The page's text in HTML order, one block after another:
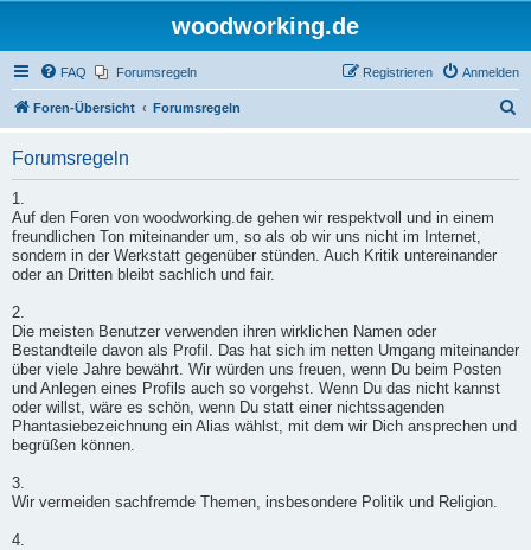
woodworking.de
FAQ Forumsregeln Anmelden
Registrieren
Foren-Übersicht Forumsregeln
Forumsregeln
1.
Auf den Foren von woodworking.de gehen wir respektvoll und in einem
freundlichen Ton miteinander um, so als ob wir uns nicht im Internet,
sondern in der Werkstatt gegenüber stünden. Auch Kritik untereinander
oder an Dritten bleibt sachlich und fair.
2.
Die meisten Benutzer verwenden ihren wirklichen Namen oder
Bestandteile davon als Profil. Das hat sich im netten Umgang miteinander
über viele Jahre bewährt. Wir würden uns freuen, wenn Du beim Posten
und Anlegen eines Profils auch so vorgehst. Wenn Du das nicht kannst
oder willst, wäre es schön, wenn Du statt einer nichtssagenden
Phantasiebezeichnung ein Alias wählst, mit dem wir Dich ansprechen und
begrüßen können.
3.
Wir vermeiden sachfremde Themen, insbesondere Politik und Religion.
4.